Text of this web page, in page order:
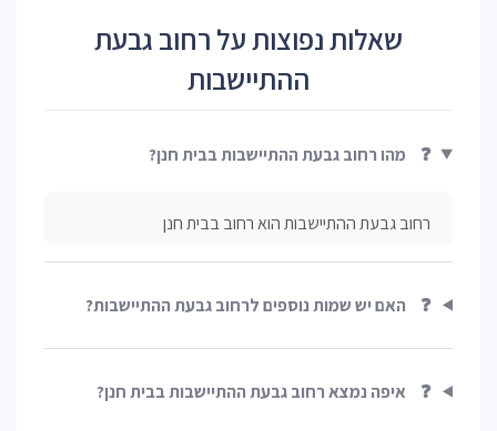
שאלות נפוצות על רחוב גבעת
ההתיישבות
❓ מהו רחוב גבעת ההתיישבות בבית חנן?
רחוב גבעת ההתיישבות הוא רחוב בבית חנן
❓ האם יש שמות נוספים לרחוב גבעת ההתיישבות?
❓ איפה נמצא רחוב גבעת ההתיישבות בבית חנן?